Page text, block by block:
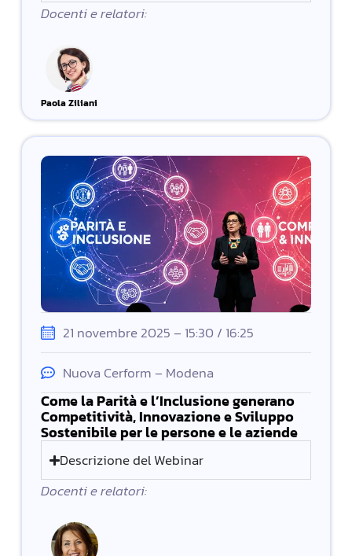
Docenti e relatori:
Paola Ziliani
21 novembre 2025 – 15:30 / 16:25
Nuova Cerform – Modena
Come la Parità e l’Inclusione generano
Competitività, Innovazione e Sviluppo
Sostenibile per le persone e le aziende
Descrizione del Webinar
Docenti e relatori: